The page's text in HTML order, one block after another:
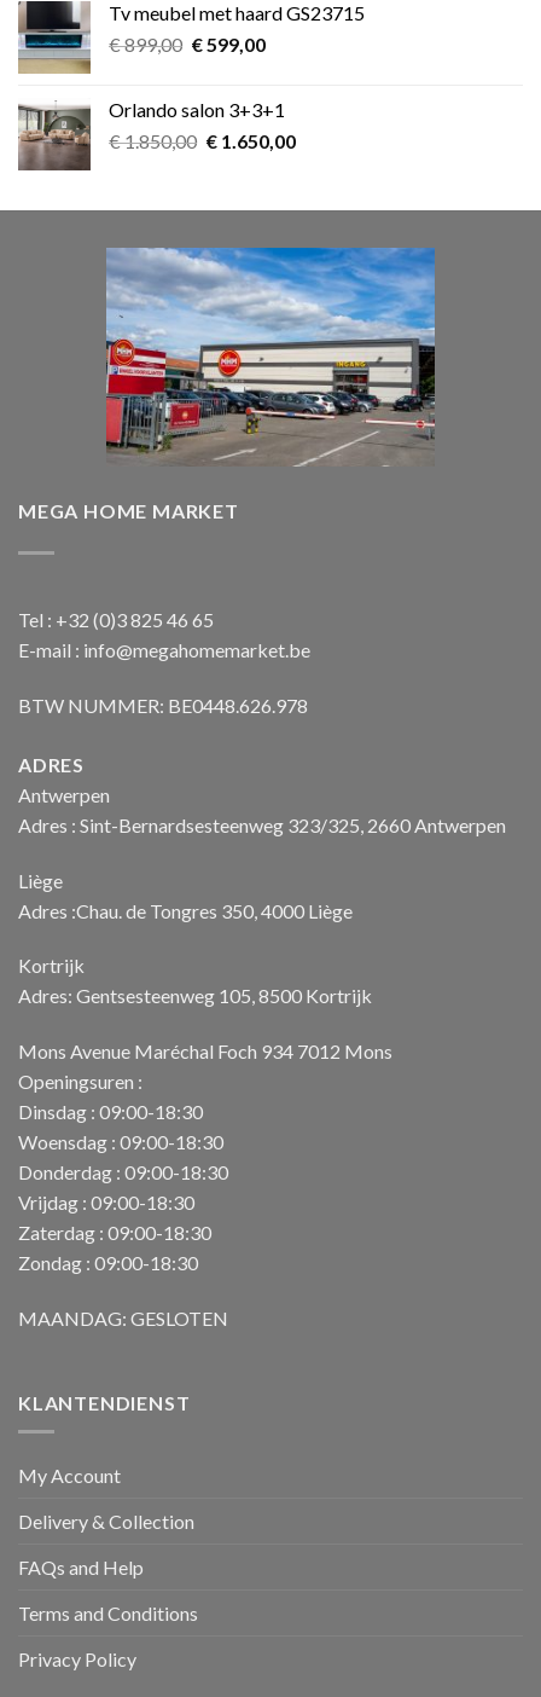
€ 39,00.€ 25,00.
Tv meubel met haard GS23715
€899,00 Oorspronkelijke
€ 899,00.
€599,00Huidige
€ 599,00.
Orlando salon 3+3+1
€1.850,00 Oorspronkelijke
€ 1.850,00.
€1.650,00Huidige
€ 1.650,00.
MEGA HOME MARKET
Tel : +32 (0)3 825 46 65
E-mail : info@megahomemarket.be
BTW NUMMER: BE0448.626.978
ADRES
Antwerpen
Adres : Sint-Bernardsesteenweg 323/325, 2660 Antwerpen
Liège
Adres :Chau. de Tongres 350, 4000 Liège
Kortrijk
Adres: Gentsesteenweg 105, 8500 Kortrijk
Mons Avenue Maréchal Foch 934 7012 Mons
Openingsuren :
Dinsdag : 09:00-18:30
Woensdag : 09:00-18:30
Donderdag : 09:00-18:30
Vrijdag : 09:00-18:30
Zaterdag : 09:00-18:30
Zondag : 09:00-18:30
MAANDAG: GESLOTEN
KLANTENDIENST
My Account
Delivery & Collection
FAQs and Help
Terms and Conditions
Privacy Policy